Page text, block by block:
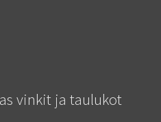
vinkit ja taulukot